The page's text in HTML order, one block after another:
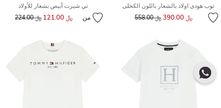
توب هودى اولاد بالشعار باللون الكحلى
﷼ 390.00 سعر مخفض من﷼ 558.00
تي شيرت أبيض بشعار للأولاد
من ﷼ 121.00 سعر مخفض من
﷼ 224.00 إلى